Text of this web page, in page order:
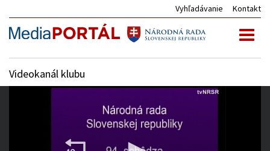
Vyhľadávanie Kontakt
Videokanál klubu